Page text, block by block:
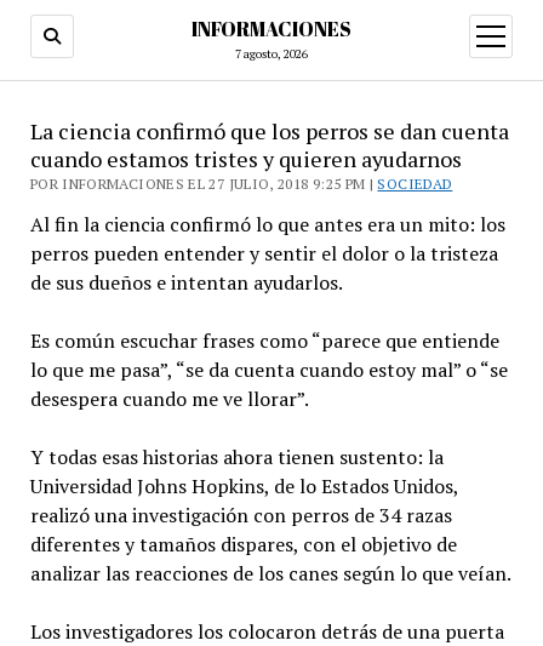
INFORMACIONES
7 agosto, 2026
abrir
menú
La ciencia confirmó que los perros se dan cuenta
cuando estamos tristes y quieren ayudarnos
POR INFORMACIONES EL 27 JULIO, 2018 9:25 PM | SOCIEDAD
Al fin la ciencia confirmó lo que antes era un mito: los
perros pueden entender y sentir el dolor o la tristeza
de sus dueños e intentan ayudarlos.
Es común escuchar frases como “parece que entiende
lo que me pasa”, “se da cuenta cuando estoy mal” o “se
desespera cuando me ve llorar”.
Y todas esas historias ahora tienen sustento: la
Universidad Johns Hopkins, de lo Estados Unidos,
realizó una investigación con perros de 34 razas
diferentes y tamaños dispares, con el objetivo de
analizar las reacciones de los canes según lo que veían.
Los investigadores los colocaron detrás de una puerta